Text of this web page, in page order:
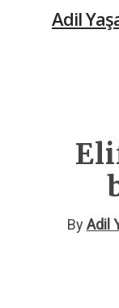
Adil
By Adil